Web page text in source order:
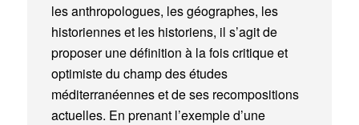
les anthropologues, les géographes, les
historiennes et les historiens, il s’agit de
proposer une définition à la fois critique et
optimiste du champ des études
méditerranéennes et de ses recompositions
actuelles. En prenant l’exemple d’une